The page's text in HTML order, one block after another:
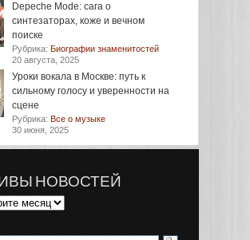
Depeche Mode: сага о
синтезаторах, коже и вечном
поиске
Рубрика: Биографии знаменитостей
20 августа, 2025
Уроки вокала в Москве: путь к
сильному голосу и уверенности на
сцене
Рубрика: Все о музыке
30 июня, 2025
НОВОСТЕЙ